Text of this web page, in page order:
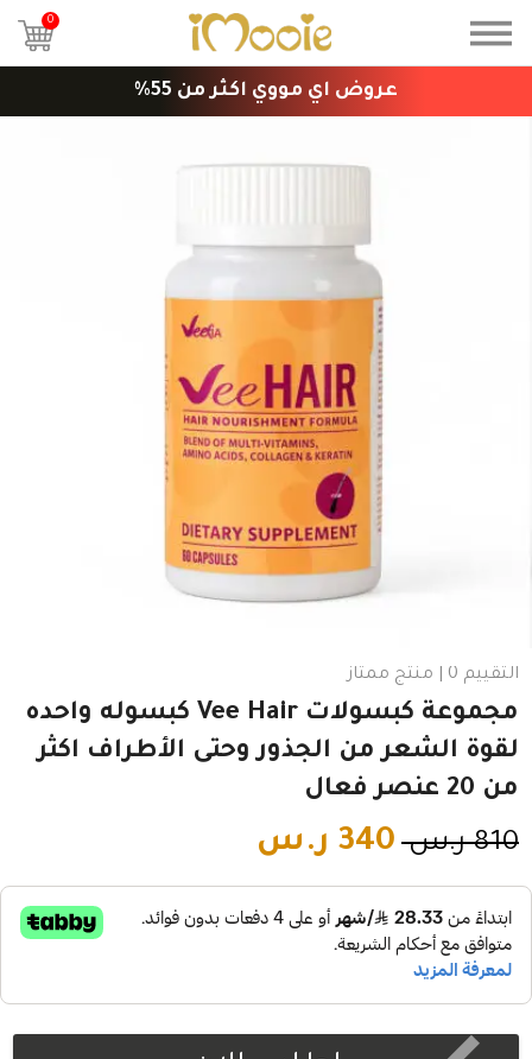
عروض اي مووي اكثر من 55%
0
التقييم 0 | منتج ممتاز
مجموعة كبسولات Vee Hair كبسوله واحده
لقوة الشعر من الجذور وحتى الأطراف اكثر
من 20 عنصر فعال
810 ر.س 340 ر.س